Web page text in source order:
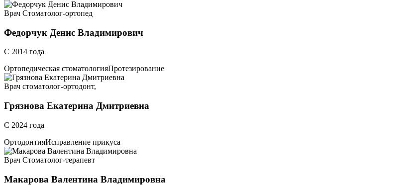
Врач Стоматолог-ортопед
Федорчук Денис Владимирович
С 2014 года
Ортопедическая стоматологияПротезирование
Врач стоматолог-ортодонт,
Грязнова Екатерина Дмитриевна
С 2024 года
ОртодонтияИсправление прикуса
Врач Стоматолог-терапевт
Макарова Валентина Владимировна